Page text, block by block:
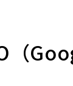
（